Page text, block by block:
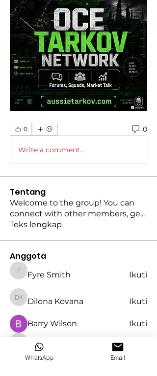
0 0
Write a comment...
Tentang
Welcome to the group! You can
connect with other members, ge...
Teks lengkap
Anggota
Fyre Smith
Fyre Smith Ikuti
Dilona Kovana
Dilona Kovana Ikuti
Barry Wilson Ikuti
gamblex gamblex
gamblex gamblex
WhatsApp Email